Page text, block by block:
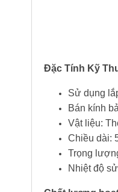
Đặc Tính Kỹ
Sử dụng
Bán kính
Vật liệu:
Chiều dài:
Trọng
Nhiệt độ